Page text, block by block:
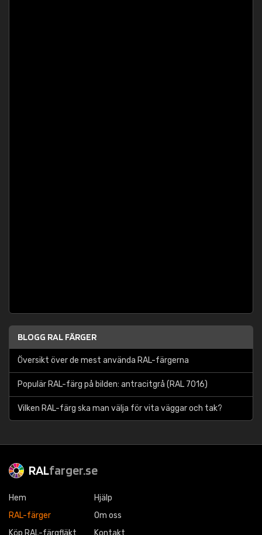
BLOGG RAL FÄRGER
Översikt över de mest använda RAL-färgerna
Populär RAL-färg på bilden: antracitgrå (RAL 7016)
Vilken RAL-färg ska man välja för vita väggar och tak?
RALfarger.se
Hem
RAL-färger
Köp RAL-färgfläkt
Hjälp
Om oss
Kontakt